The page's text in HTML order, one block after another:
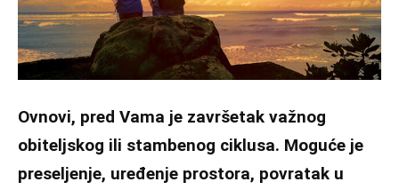
Ovnovi, pred Vama je završetak važnog
obiteljskog ili stambenog ciklusa. Moguće je
preseljenje, uređenje prostora, povratak u